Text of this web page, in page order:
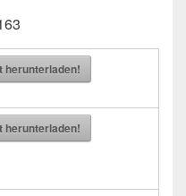
herunterladen!
herunterladen!